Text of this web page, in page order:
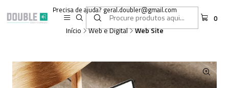
0
Precisa de ajuda? geral.doubler@gmail.com
Início Web e Digital Web Site